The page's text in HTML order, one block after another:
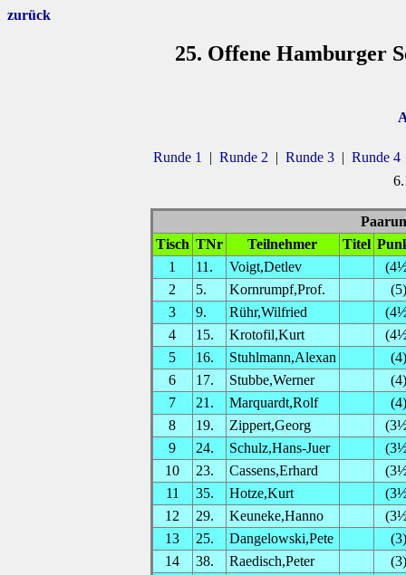
zurück
25. Offene Hamburger
Runde 1 | Runde 2 | Runde 3 | Runde 4
Tisch TNr Teilnehmer Titel
1
11. Voigt,Detlev
2
5. Kornrumpf,Prof.
(5)
3
9. Rühr,Wilfried
4
15. Krotofil,Kurt
5
16. Stuhlmann,Alexan
(4)
6
17. Stubbe,Werner
(4)
7
21. Marquardt,Rolf
(4)
8
19. Zippert,Georg
9
24. Schulz,Hans-Juer
10
23. Cassens,Erhard
11
35. Hotze,Kurt
12
29. Keuneke,Hanno
13
25. Dangelowski,Pete
(3)
14
38. Raedisch,Peter
(3)